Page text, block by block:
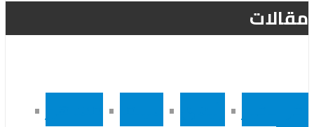
مقالات
•
•
•
•